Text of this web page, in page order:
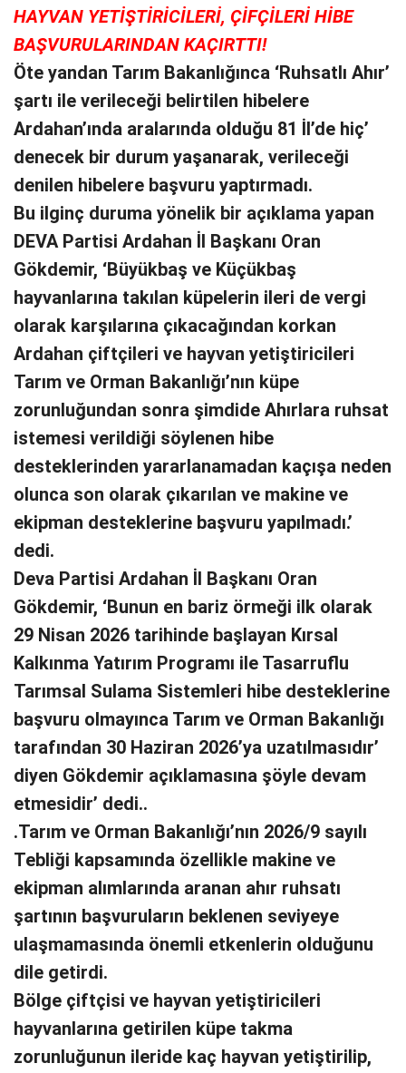
HAYVAN YETİŞTİRİCİLERİ, ÇİFÇİLERİ HİBE
BAŞVURULARINDAN KAÇIRTTI!
Öte yandan Tarım Bakanlığınca ‘Ruhsatlı Ahır’
şartı ile verileceği belirtilen hibelere
Ardahan’ında aralarında olduğu 81 İl’de hiç’
denecek bir durum yaşanarak, verileceği
denilen hibelere başvuru yaptırmadı.
Bu ilginç duruma yönelik bir açıklama yapan
DEVA Partisi Ardahan İl Başkanı Oran
Gökdemir, ‘Büyükbaş ve Küçükbaş
hayvanlarına takılan küpelerin ileri de vergi
olarak karşılarına çıkacağından korkan
Ardahan çiftçileri ve hayvan yetiştiricileri
Tarım ve Orman Bakanlığı’nın küpe
zorunluğundan sonra şimdide Ahırlara ruhsat
istemesi verildiği söylenen hibe
desteklerinden yararlanamadan kaçışa neden
olunca son olarak çıkarılan ve makine ve
ekipman desteklerine başvuru yapılmadı.’
dedi.
Deva Partisi Ardahan İl Başkanı Oran
Gökdemir, ‘Bunun en bariz örmeği ilk olarak
29 Nisan 2026 tarihinde başlayan Kırsal
Kalkınma Yatırım Programı ile Tasarruflu
Tarımsal Sulama Sistemleri hibe desteklerine
başvuru olmayınca Tarım ve Orman Bakanlığı
tarafından 30 Haziran 2026’ya uzatılmasıdır’
diyen Gökdemir açıklamasına şöyle devam
etmesidir’ dedi..
.Tarım ve Orman Bakanlığı’nın 2026/9 sayılı
Tebliği kapsamında özellikle makine ve
ekipman alımlarında aranan ahır ruhsatı
şartının başvuruların beklenen seviyeye
ulaşmamasında önemli etkenlerin olduğunu
dile getirdi.
Bölge çiftçisi ve hayvan yetiştiricileri
hayvanlarına getirilen küpe takma
zorunluğunun ileride kaç hayvan yetiştirilip,